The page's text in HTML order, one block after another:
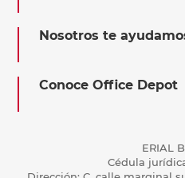
Nosotros te
Conoce Office Depot
ERIAL
Cédula